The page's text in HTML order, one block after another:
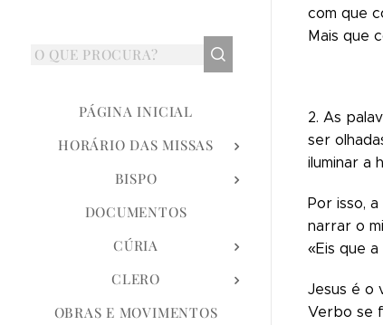
PÁGINA INICIAL
HORÁRIO DAS MISSAS
BISPO
DOCUMENTOS
CÚRIA
CLERO
OBRAS E MOVIMENTOS
com que
Mais que
2. As
ser
iluminar a
Por isso,
narrar o
«Eis que
Jesus é o
Verbo se